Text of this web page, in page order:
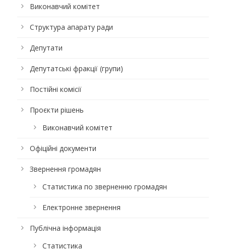
Виконавчий комітет
Структура апарату ради
Депутати
Депутатські фракції (групи)
Постійні комісії
Проєкти рішень
Виконавчий комітет
Офіційні документи
Звернення громадян
Статистика по зверненню громадян
Електронне звернення
Публічна інформація
Статистика